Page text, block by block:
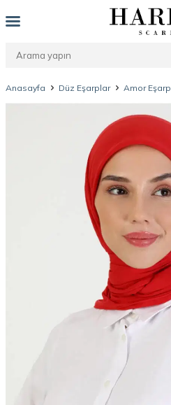
Anasayfa Düz Eşarplar Amor Eşarp